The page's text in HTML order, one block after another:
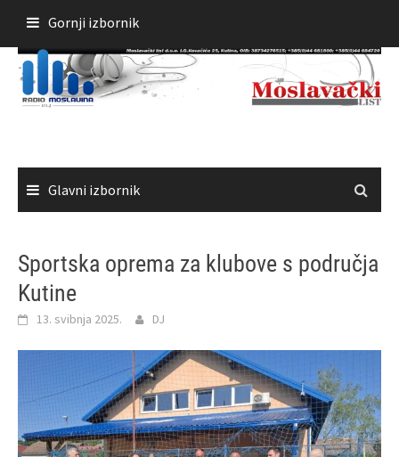
sadržaja
Gornji izbornik
Glavni izbornik
Sportska oprema za klubove s područja
Kutine
13. svibnja 2025. DJ